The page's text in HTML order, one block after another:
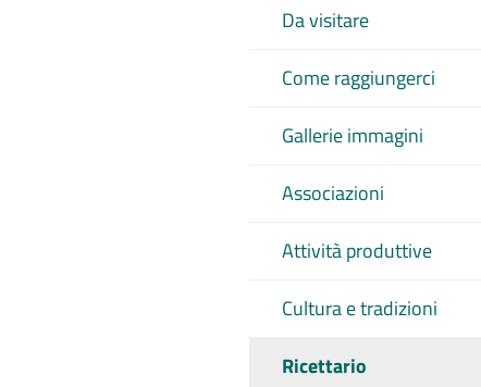
Da visitare
Come raggiungerci
Gallerie immagini
Associazioni
Attività produttive
Cultura e tradizioni
Ricettario